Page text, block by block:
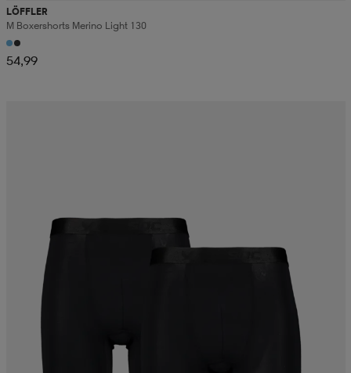
LÖFFLER
M Boxershorts Merino Light 130
54,99